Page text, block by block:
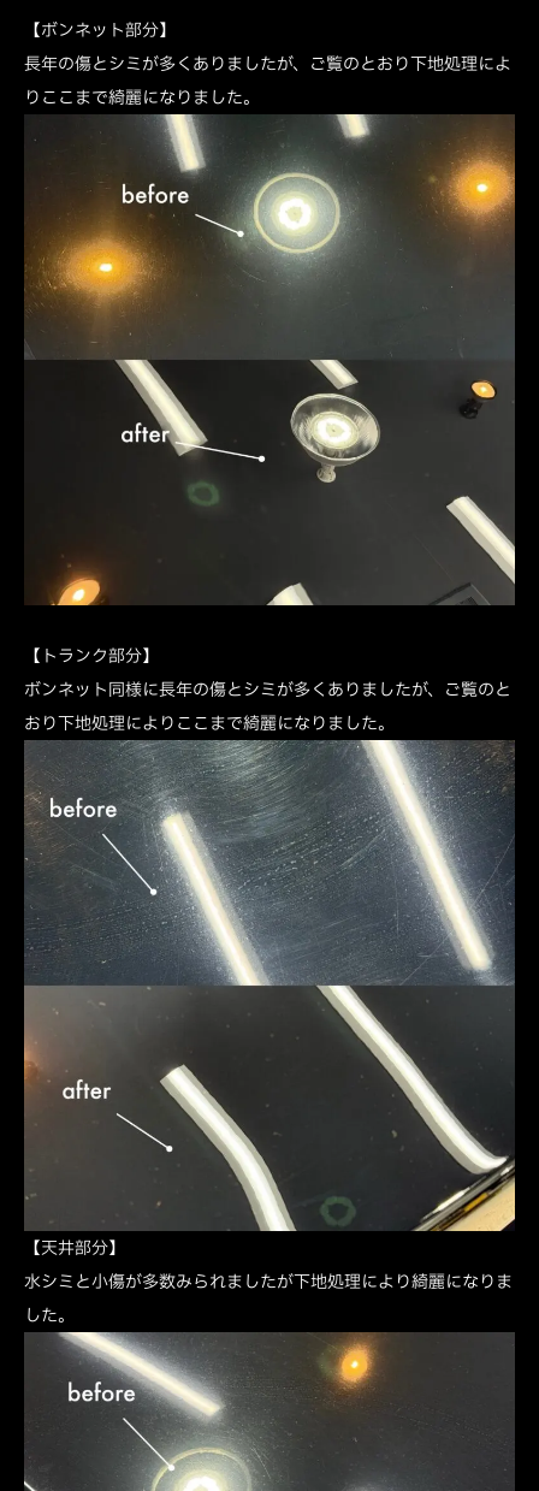
【ボンネット部分】
長年の傷とシミが多くありましたが、ご覧のとおり下地処理によ
りここまで綺麗になりました。
【トランク部分】
ボンネット同様に長年の傷とシミが多くありましたが、ご覧のと
おり下地処理によりここまで綺麗になりました。
【天井部分】
水シミと小傷が多数みられましたが下地処理により綺麗になりま
した。